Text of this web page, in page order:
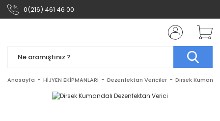
0(216) 461 46 00
Anasayfa HİJYEN EKİPMANLARI Dezenfektan Vericiler Dirsek